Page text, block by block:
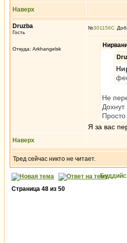
Наверх
Druzba
Гость
Откуда: Arkhangelsk
№301156
Не
Просто
Я за вас
Наверх
Тред сейчас никто не читает.
Страница 48 из 50